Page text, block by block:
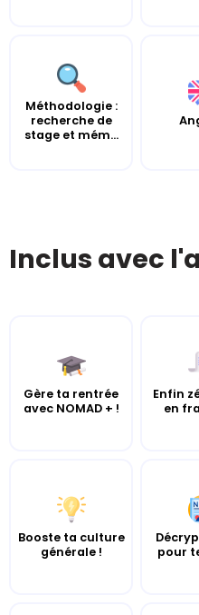
Méthodologie :
recherche de
stage et mém...
Inclus avec
Gère ta rentrée
avec NOMAD + !
Enfin
en
Booste ta culture
générale !
pour